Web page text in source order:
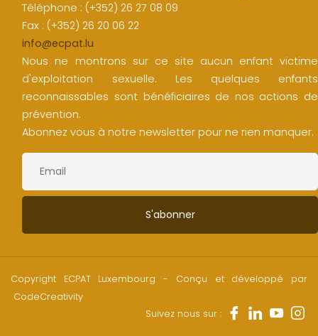
Téléphone : (+352) 26 27 08 09
Fax : (+352) 26 20 06 22
info@ecpat.lu
Nous ne montrons sur ce site aucun enfant victime
d'exploitation sexuelle. Les quelques enfants
reconnaissables sont bénéficiaires de nos actions de
prévention.
Abonnez vous à notre newsletter pour ne rien manquer.
Copyright ECPAT Luxembourg - Conçu et développé par
CodeCreativity
Suivez nous sur :